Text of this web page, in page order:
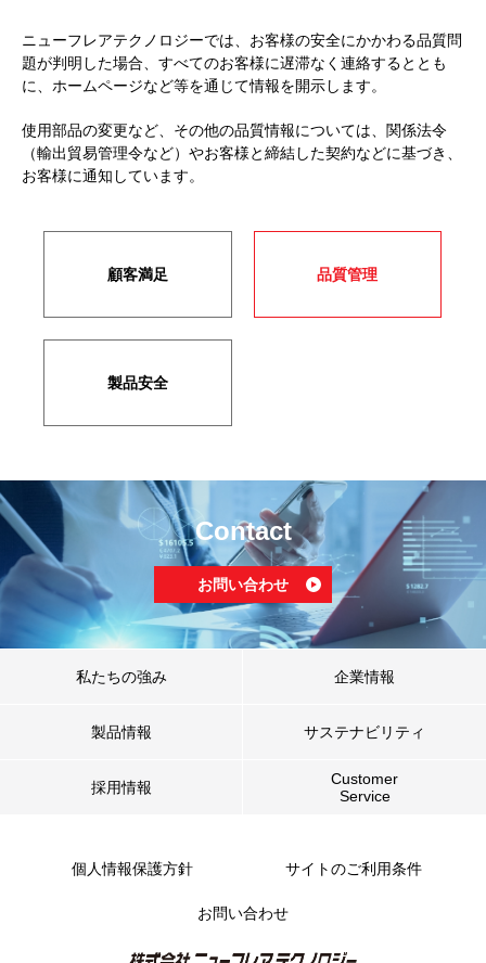
ニューフレアテクノロジーでは、お客様の安全にかかわる品質問
題が判明した場合、すべてのお客様に遅滞なく連絡するととも
に、ホームページなど等を通じて情報を開示します。
使用部品の変更など、その他の品質情報については、関係法令
（輸出貿易管理令など）やお客様と締結した契約などに基づき、
お客様に通知しています。
顧客満足 品質管理
製品安全
Contact
お問い合わせ
私たちの強み 企業情報
製品情報 サステナビリティ
採用情報
Customer
Service
個人情報保護方針 サイトのご利用条件
お問い合わせ